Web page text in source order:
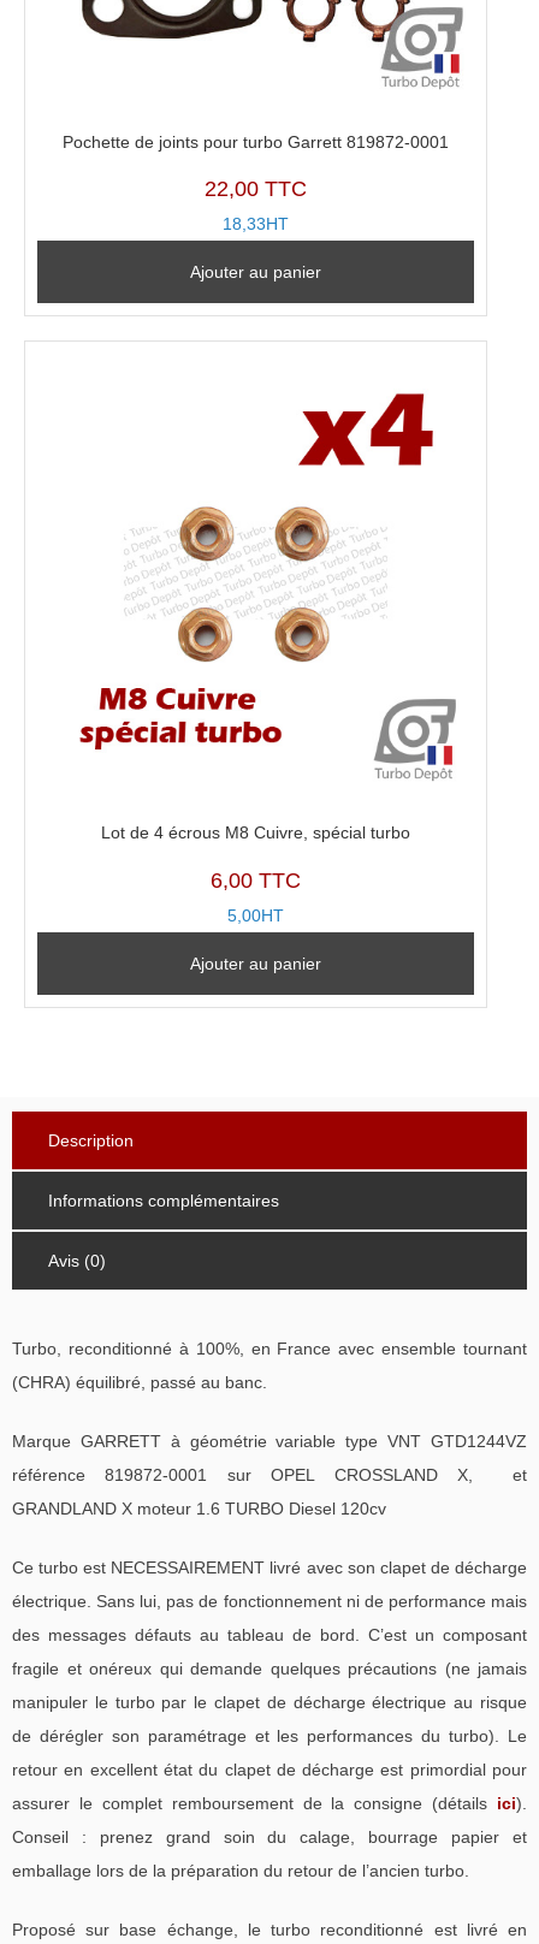
Pochette de joints pour turbo Garrett 819872-0001
22,00 TTC
18,33HT
Ajouter au panier
Lot de 4 écrous M8 Cuivre, spécial turbo
6,00 TTC
5,00HT
Ajouter au panier
Description
Informations complémentaires
Avis (0)
Turbo, reconditionné à 100%, en France avec ensemble tournant
(CHRA) équilibré, passé au banc.
Marque GARRETT à géométrie variable type VNT GTD1244VZ
référence 819872-0001 sur OPEL CROSSLAND X, et
GRANDLAND X moteur 1.6 TURBO Diesel 120cv
Ce turbo est NECESSAIREMENT livré avec son clapet de décharge
électrique. Sans lui, pas de fonctionnement ni de performance mais
des messages défauts au tableau de bord. C’est un composant
fragile et onéreux qui demande quelques précautions (ne jamais
manipuler le turbo par le clapet de décharge électrique au risque
de dérégler son paramétrage et les performances du turbo). Le
retour en excellent état du clapet de décharge est primordial pour
assurer le complet remboursement de la consigne (détails ici).
Conseil : prenez grand soin du calage, bourrage papier et
emballage lors de la préparation du retour de l’ancien turbo.
Proposé sur base échange, le turbo reconditionné est livré en